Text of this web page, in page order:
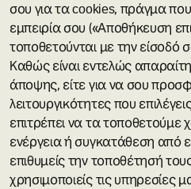
σου για τα cookies, πράγμα
εμπειρία σου («Αποθήκευση
τοποθετούνται με την είσοδό
Καθώς είναι εντελώς
άποψης, είτε για να σου
λειτουργικότητες που
επιτρέπει να τα τοποθετούμε
ενέργεια ή συγκατάθεση από
επιθυμείς την τοποθέτησή
χρησιμοποιείς τις υπηρεσίες